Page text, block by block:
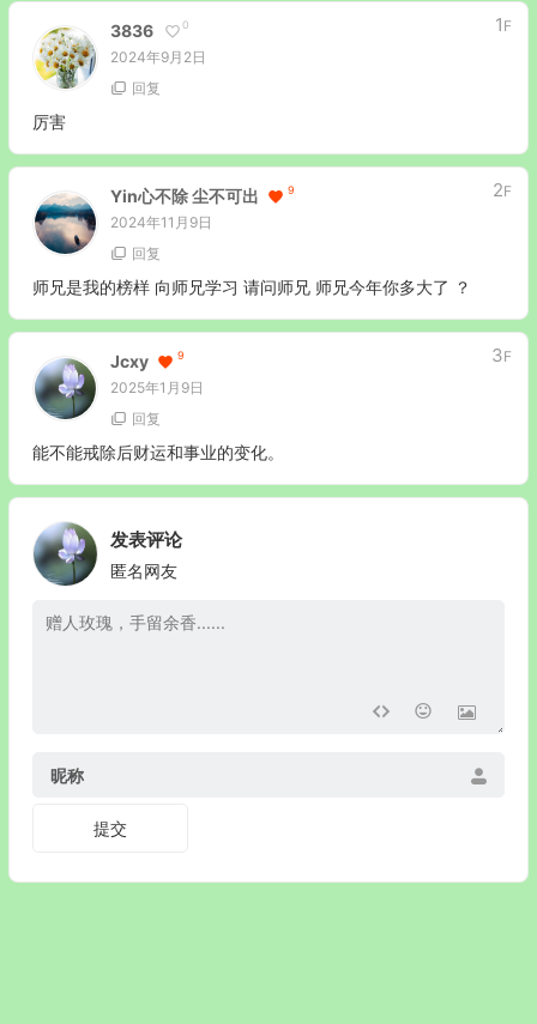
3836 0
2024年9月2日
1 F
回复
厉害
Yin心不除 尘不可出 9
2024年11月9日
2F
回复
师兄是我的榜样 向师兄学习 请问师兄 师兄今年你多大了 ？
Jcxy 9
2025年1月9日
3F
回复
能不能戒除后财运和事业的变化。
发表评论
匿名网友
昵称